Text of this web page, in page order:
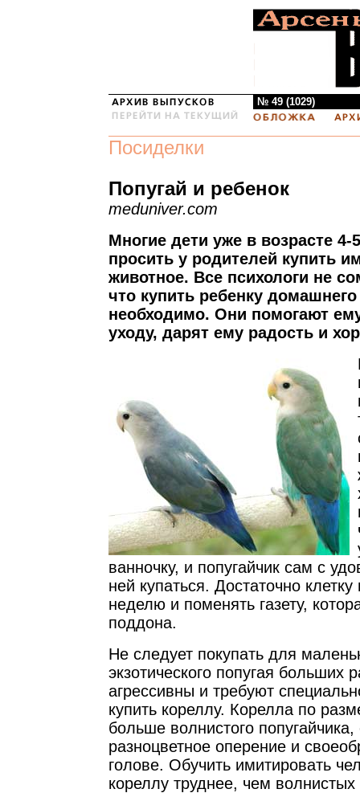
№ 49 (1029)
Посиделки
Попугай и ребенок
meduniver.com
Многие дети уже в возрасте 4-
просить у родителей купить
животное. Все психологи не
что купить ребенку
необходимо. Они помогают
уходу, дарят ему радость и
ванночку, и попугайчик сам с
ней купаться. Достаточно
неделю и поменять газету,
поддона.
Не следует покупать для
экзотического попугая больших
агрессивны и требуют
купить кореллу. Корелла по
больше волнистого
разноцветное оперение и
голове. Обучить имитировать
кореллу труднее, чем волнистых